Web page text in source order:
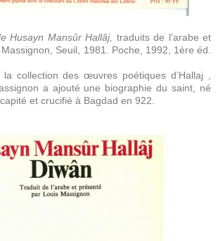
Husayn Mansûr Hallâj, traduits de l’arabe et
Seuil, 1981. Poche, 1992, 1ère éd.
collection des œuvres poétiques d’Hallaj ,
a ajouté une biographie du saint, né
et crucifié à Bagdad en 922.